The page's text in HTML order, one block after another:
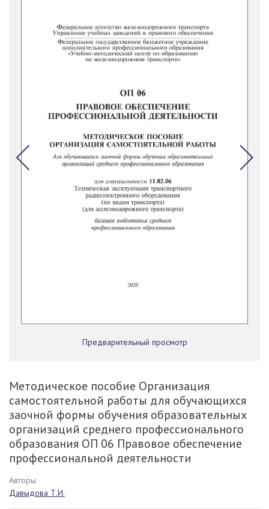
Предварительный просмотр
Методическое пособие Организация
самостоятельной работы для обучающихся
заочной формы обучения образовательных
организаций среднего профессионального
образования ОП 06 Правовое обеспечение
профессиональной деятельности
Авторы
Давыдова Т.И.